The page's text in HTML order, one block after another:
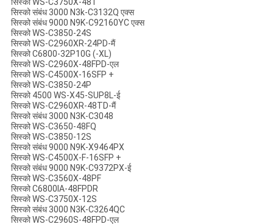
सिस्को WS-C3750X-48T
सिस्को संबंध 3000 N3k-C3132Q एक्स
सिस्को संबंध 9000 N9K-C92160YC एक्स
सिस्को WS-C3850-24S
सिस्को WS-C2960XR-24PD-मैं
सिस्को C6800-32P10G (-XL)
सिस्को WS-C2960X-48FPD-एल
सिस्को WS-C4500X-16SFP +
सिस्को WS-C3850-24P
सिस्को 4500 WS-X45-SUP8L-ई
सिस्को WS-C2960XR-48TD-मैं
सिस्को संबंध 3000 N3K-C3048
सिस्को WS-C3650-48FQ
सिस्को WS-C3850-12S
सिस्को संबंध 9000 N9K-X9464PX
सिस्को WS-C4500X-F-16SFP +
सिस्को संबंध 9000 N9K-C9372PX-ई
सिस्को WS-C3560X-48PF
सिस्को C6800IA-48FPDR
सिस्को WS-C3750X-12S
सिस्को संबंध 3000 N3K-C3264QC
सिस्को WS-C2960S-48FPD-एल